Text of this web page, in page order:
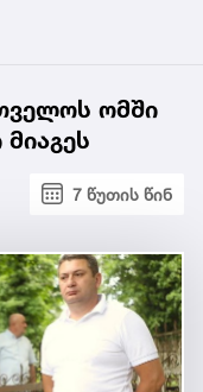
ომში
7 წუთის წინ